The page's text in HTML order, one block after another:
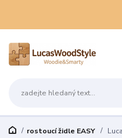
rostoucí židle EASY